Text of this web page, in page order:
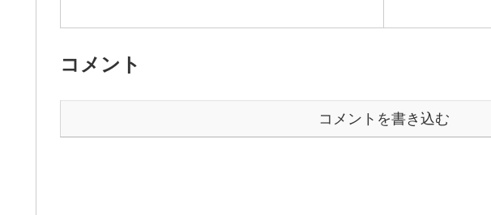
コメント
コメントを書き込む